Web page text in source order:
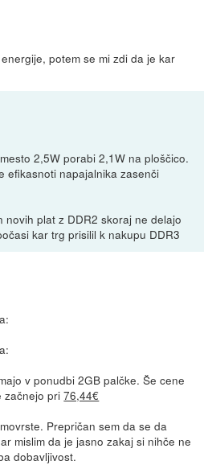
potem se mi zdi da je kar
2,5W porabi 2,1W na ploščico.
efikasnoti napajalnika zasenči
novih plat z DDR2 skoraj ne delajo
kar trg prisilil k nakupu DDR3
v ponudbi 2GB palčke. Še cene
začnejo pri76,44€
Prepričan sem da se da
mislim da je jasno zakaj si nihče ne
dobavljivost.